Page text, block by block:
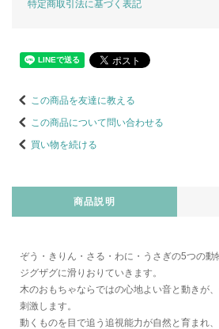
特定商取引法に基づく表記
この商品を友達に教える
この商品について問い合わせる
買い物を続ける
商品説明
ぞう・きりん・さる・わに・うさぎの5つの
ジグザグに滑りおりていきます。
木のおもちゃならではの心地よい音と動きが
刺激します。
動くものを目で追う追視能力が自然と育まれ